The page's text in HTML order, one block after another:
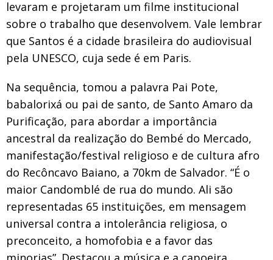
levaram e projetaram um filme institucional
sobre o trabalho que desenvolvem. Vale lembrar
que Santos é a cidade brasileira do audiovisual
pela UNESCO, cuja sede é em Paris.
Na sequência, tomou a palavra Pai Pote,
babalorixá ou pai de santo, de Santo Amaro da
Purificação, para abordar a importância
ancestral da realização do Bembé do Mercado,
manifestação/festival religioso e de cultura afro
do Recôncavo Baiano, a 70km de Salvador. “É o
maior Candomblé de rua do mundo. Ali são
representadas 65 instituições, em mensagem
universal contra a intolerância religiosa, o
preconceito, a homofobia e a favor das